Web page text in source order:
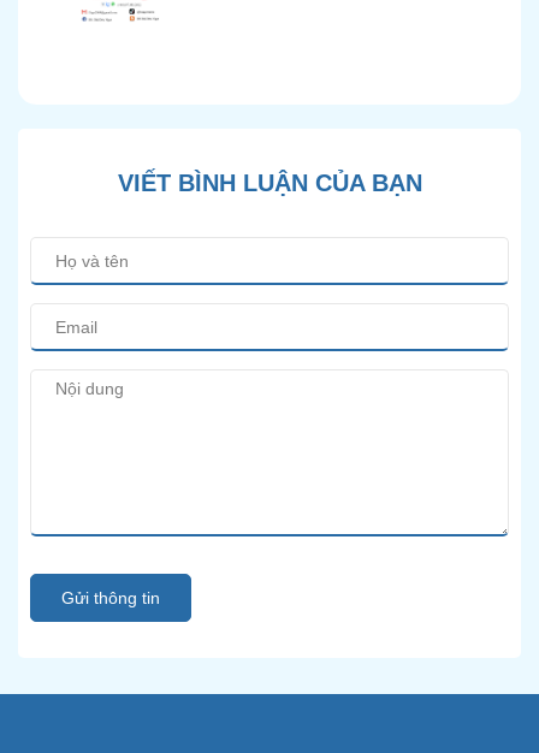
VIẾT BÌNH LUẬN CỦA BẠN
Gửi thông tin